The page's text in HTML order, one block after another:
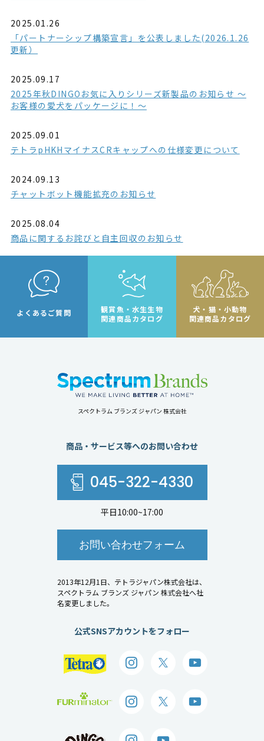
2025.01.26
「パートナーシップ構築宣言」を公表しました(2026.1.26
更新）
2025.09.17
2025年秋DINGOお気に入りシリーズ新製品のお知らせ ～
お客様の愛犬をパッケージに！～
2025.09.01
テトラpHKHマイナスCRキャップへの仕様変更について
2024.09.13
チャットボット機能拡充のお知らせ
2025.08.04
商品に関するお詫びと自主回収のお知らせ
よくあるご質問
観賞魚・水生生物
関連商品カタログ
犬・猫・小動物
関連商品カタログ
スペクトラム ブランズ ジャパン 株式会社
商品・サービス等へのお問い合わせ
045-322-4330
平日10:00~17:00
お問い合わせフォーム
2013年12月1日、テトラジャパン株式会社は、
スペクトラム ブランズ ジャパン 株式会社へ社
名変更しました。
公式SNSアカウントをフォロー